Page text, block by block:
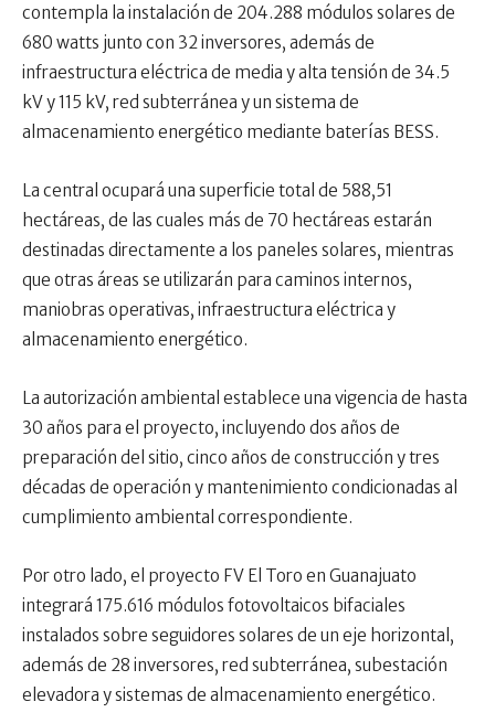
contempla la instalación de 204.288 módulos solares de
680 watts junto con 32 inversores, además de
infraestructura eléctrica de media y alta tensión de 34.5
kV y 115 kV, red subterránea y un sistema de
almacenamiento energético mediante baterías BESS.
La central ocupará una superficie total de 588,51
hectáreas, de las cuales más de 70 hectáreas estarán
destinadas directamente a los paneles solares, mientras
que otras áreas se utilizarán para caminos internos,
maniobras operativas, infraestructura eléctrica y
almacenamiento energético.
La autorización ambiental establece una vigencia de hasta
30 años para el proyecto, incluyendo dos años de
preparación del sitio, cinco años de construcción y tres
décadas de operación y mantenimiento condicionadas al
cumplimiento ambiental correspondiente.
Por otro lado, el proyecto FV El Toro en Guanajuato
integrará 175.616 módulos fotovoltaicos bifaciales
instalados sobre seguidores solares de un eje horizontal,
además de 28 inversores, red subterránea, subestación
elevadora y sistemas de almacenamiento energético.